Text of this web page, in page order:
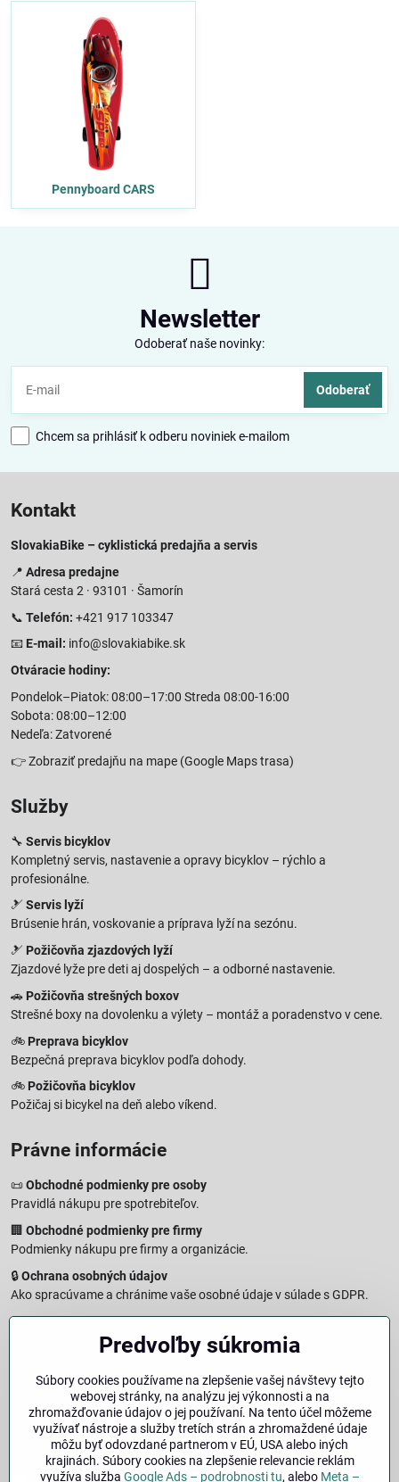
Pennyboard CARS
Newsletter
Odoberať naše novinky:
Odoberať
Chcem sa prihlásiť k odberu noviniek e-mailom
Kontakt
SlovakiaBike – cyklistická predajňa a servis
📍 Adresa predajne
Stará cesta 2 · 93101 · Šamorín
📞 Telefón: +421 917 103347
📧 E-mail: info@slovakiabike.sk
Otváracie hodiny:
Pondelok–Piatok: 08:00–17:00 Streda 08:00-16:00
Sobota: 08:00–12:00
Nedeľa: Zatvorené
👉Zobraziť predajňu na mape (Google Maps trasa)
Služby
🔧 Servis bicyklov
Kompletný servis, nastavenie a opravy bicyklov – rýchlo a
profesionálne.
🎿 Servis lyží
Brúsenie hrán, voskovanie a príprava lyží na sezónu.
🎿 Požičovňa zjazdových lyží
Zjazdové lyže pre deti aj dospelých – a odborné nastavenie.
🚗 Požičovňa strešných boxov
Strešné boxy na dovolenku a výlety – montáž a poradenstvo v cene.
🚲 Preprava bicyklov
Bezpečná preprava bicyklov podľa dohody.
🚲 Požičovňa bicyklov
Požičaj si bicykel na deň alebo víkend.
Právne informácie
📜 Obchodné podmienky pre osoby
Pravidlá nákupu pre spotrebiteľov.
🏢 Obchodné podmienky pre firmy
Podmienky nákupu pre firmy a organizácie.
🔒Ochrana osobných údajov
Ako spracúvame a chránime vaše osobné údaje v súlade s GDPR.
🧾Reklamačný formulár
Jednoduché podanie reklamácie
Vzorový formulár pre odstúpenie od zmluvy a vrátenie tovaru.
Právna doložka – Autorské práva
Informácie o ochrane obsahu, značiek a fotografií vrátane
podmienok.
Predvoľby súkromia
Súbory cookies používame na zlepšenie vašej návštevy tejto
webovej stránky, na analýzu jej výkonnosti a na
zhromažďovanie údajov o jej používaní. Na tento účel môžeme
využívať nástroje a služby tretích strán a zhromaždené údaje
môžu byť odovzdané partnerom v EÚ, USA alebo iných
krajinách. Súbory cookies na zlepšenie relevancie reklám
využíva služba Google Ads – podrobnosti tu, alebo Meta –